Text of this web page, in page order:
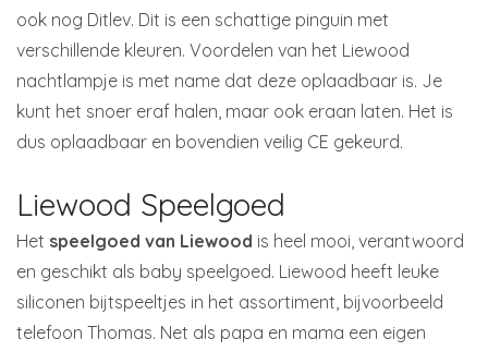
ook nog Ditlev. Dit is een schattige pinguin met
verschillende kleuren. Voordelen van het Liewood
nachtlampje is met name dat deze oplaadbaar is. Je
kunt het snoer eraf halen, maar ook eraan laten. Het is
dus oplaadbaar en bovendien veilig CE gekeurd.
Liewood Speelgoed
Het speelgoed van Liewood is heel mooi, verantwoord
en geschikt als baby speelgoed. Liewood heeft leuke
siliconen bijtspeeltjes in het assortiment, bijvoorbeeld
telefoon Thomas. Net als papa en mama een eigen